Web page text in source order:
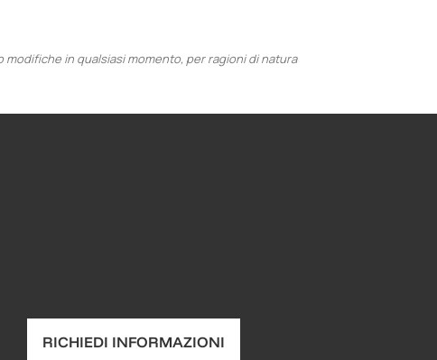
in qualsiasi momento, per ragioni di natura
RICHIEDI INFORMAZIONI